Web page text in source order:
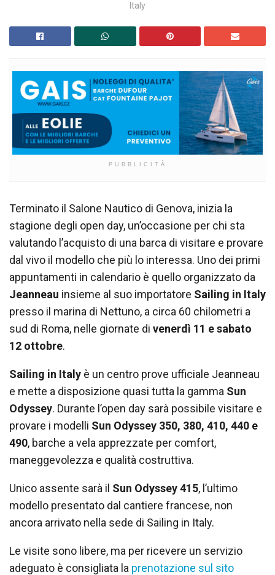
Italy
PUBBLICITÀ
Terminato il Salone Nautico di Genova, inizia la
stagione degli open day, un’occasione per chi sta
valutando l’acquisto di una barca di visitare e provare
dal vivo il modello che più lo interessa. Uno dei primi
appuntamenti in calendario è quello organizzato da
Jeanneau insieme al suo importatore Sailing in Italy
presso il marina di Nettuno, a circa 60 chilometri a
sud di Roma, nelle giornate di venerdì 11 e sabato
12 ottobre.
Sailing in Italy è un centro prove ufficiale Jeanneau
e mette a disposizione quasi tutta la gamma Sun
Odyssey. Durante l’open day sarà possibile visitare e
provare i modelli Sun Odyssey 350, 380, 410, 440 e
490, barche a vela apprezzate per comfort,
maneggevolezza e qualità costruttiva.
Unico assente sarà il Sun Odyssey 415, l’ultimo
modello presentato dal cantiere francese, non
ancora arrivato nella sede di Sailing in Italy.
Le visite sono libere, ma per ricevere un servizio
adeguato è consigliata la prenotazione sul sito